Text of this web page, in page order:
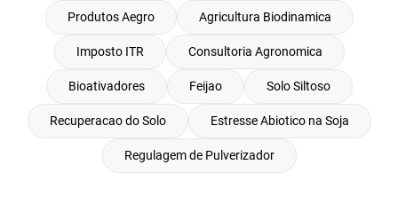
Produtos Aegro Agricultura Biodinamica
Imposto ITR Consultoria Agronomica
Bioativadores Feijao Solo Siltoso
Recuperacao do Solo Estresse Abiotico na Soja
Regulagem de Pulverizador